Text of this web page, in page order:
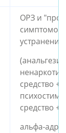
ОРЗ и
симптомов
устранения
средство +
средство +
альфа-